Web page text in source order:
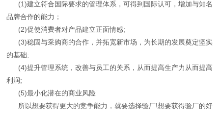
(1)建立符合国际要求的管理体系，可得到国际认可，增加与知名
品牌合作的能力；
(2)促使消费者对产品建立正面情感;
(3)稳固与采购商的合作，并拓宽新市场，为长期的发展奠定坚实
的基础;
(4)提升管理系统，改善与员工的关系，从而提高生产力从而提高
利润;
(5)最小化潜在的商业风险
所以想要获得更大的竞争能力，就要选择验厂!想要获得验厂的好